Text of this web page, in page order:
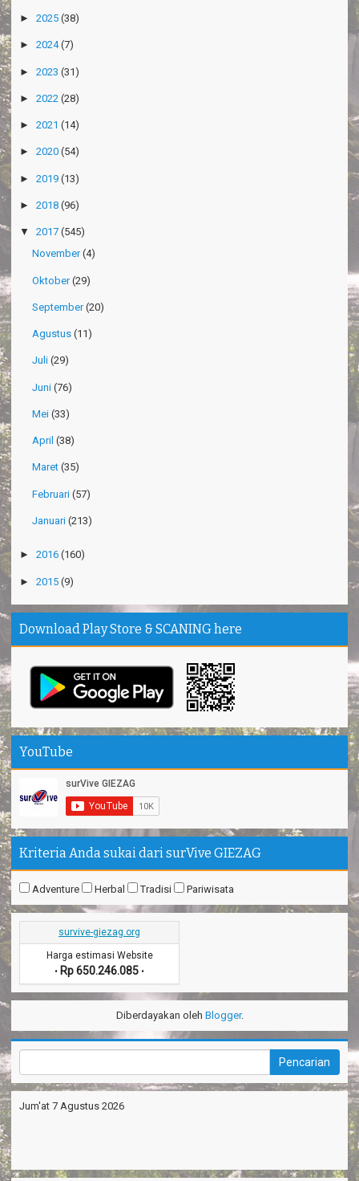
► 2025 (38)
► 2024(7)
► 2023 (31)
► 2022 (28)
► 2021 (14)
► 2020 (54)
► 2019 (13)
► 2018 (96)
▼ 2017 (545)
November(4)
Oktober(29)
September(20)
Agustus (11)
Juli (29)
Juni (76)
Mei (33)
April (38)
Maret (35)
Februari (57)
Januari (213)
► 2016 (160)
► 2015 (9)
Download Play Store & SCANING here
YouTube
Kriteria Anda sukai dari surVive GIEZAG
Adventure Herbal Tradisi Pariwisata
survive-giezag.org
Harga estimasi Website
• Rp 650.246.085 •
Diberdayakan oleh Blogger.
Jum'at 7 Agustus 2026